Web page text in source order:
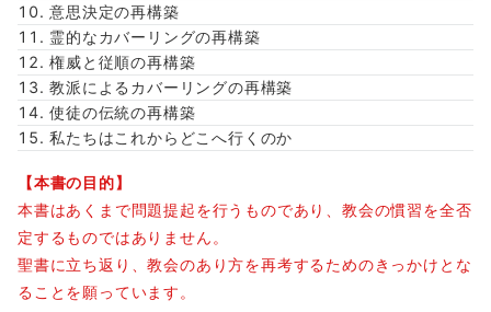
意思決定の再構築
霊的なカバーリングの再構築
権威と従順の再構築
教派によるカバーリングの再構築
使徒の伝統の再構築
私たちはこれからどこへ行くのか
【本書の目的】
本書はあくまで問題提起を行うものであり、教会の慣習を全否
定するものではありません。
聖書に立ち返り、教会のあり方を再考するためのきっかけとな
ることを願っています。